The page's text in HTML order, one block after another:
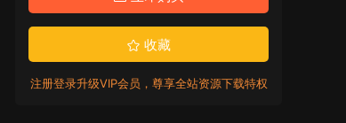
收藏
注册登录升级VIP会员，尊享全站资源下载特权